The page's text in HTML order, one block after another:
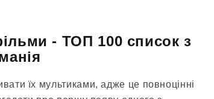
- ТОП 100 список з
їх мультиками, адже це повноцінні